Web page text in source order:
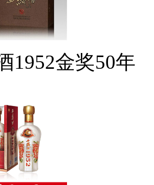
1952金奖50年